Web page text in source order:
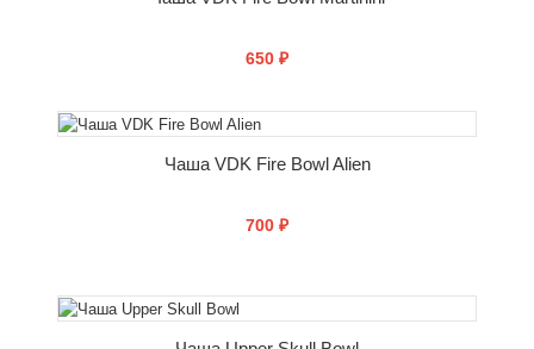
650 ₽
СООБЩИТЬ О ПОСТУПЛЕНИИ
Чаша VDK Fire Bowl Alien
700 ₽
СООБЩИТЬ О ПОСТУПЛЕНИИ